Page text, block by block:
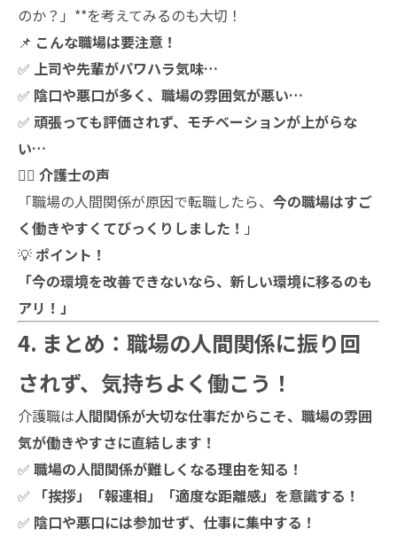
のか？」**を考えてみるのも大切！
📌 こんな職場は要注意！
✅ 上司や先輩がパワハラ気味…
✅ 陰口や悪口が多く、職場の雰囲気が悪い…
✅ 頑張っても評価されず、モチベーションが上がらな
い…
👩‍⚕️ 介護士の声
「職場の人間関係が原因で転職したら、 今の職場はすご
く働きやすくてびっくりしました！ 」
💡 ポイント！
「今の環境を改善できないなら、新しい環境に移るのも
アリ！」
4. まとめ：職場の人間関係に振り回
されず、気持ちよく働こう！
介護職は人間関係が大切な仕事だからこそ、職場の雰囲
気が働きやすさに直結します！
✅ 職場の人間関係が難しくなる理由を知る！
✅
「挨拶」「報連相」「適度な距離感」を意識する！
✅ 陰口や悪口には参加せず、仕事に集中する！